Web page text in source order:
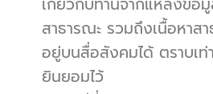
สาธารณะ รวมถึงเนื้อหาส
อยู่บนสื่อสังคมได้ ตราบเท่
ยินยอมไว้